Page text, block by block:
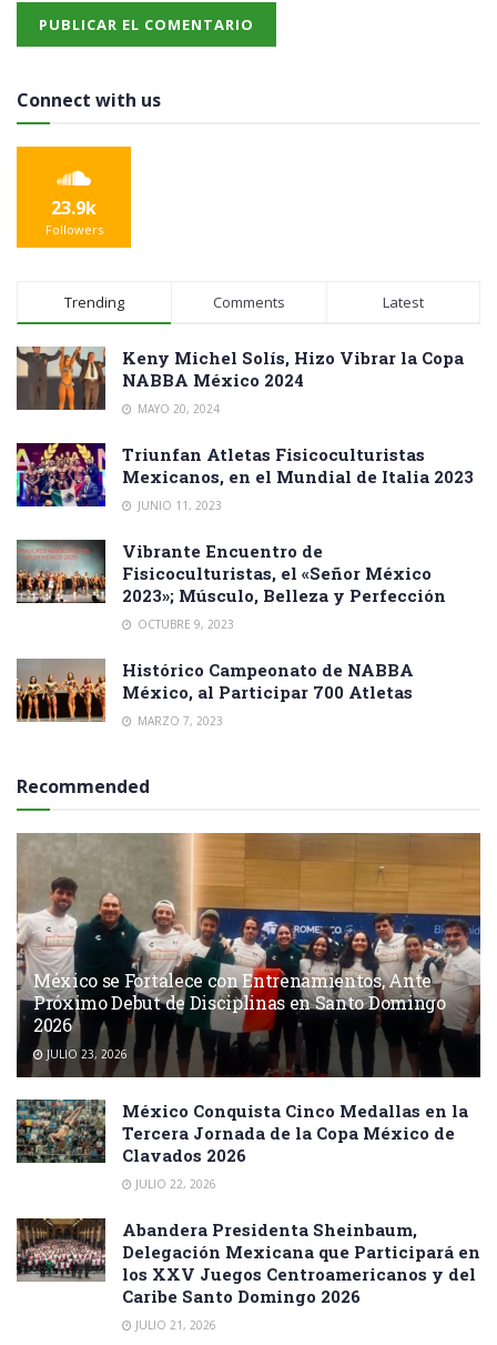
Connect with us
23.9k
Followers
Trending Comments Latest
Keny Michel Solís, Hizo Vibrar la Copa
NABBA México 2024
MAYO 20, 2024
Triunfan Atletas Fisicoculturistas
Mexicanos, en el Mundial de Italia 2023
JUNIO 11, 2023
Vibrante Encuentro de
Fisicoculturistas, el «Señor México
2023»; Músculo, Belleza y Perfección
OCTUBRE 9, 2023
Histórico Campeonato de NABBA
México, al Participar 700 Atletas
MARZO 7, 2023
Recommended
México se Fortalece con Entrenamientos, Ante
Próximo Debut de Disciplinas en Santo Domingo
2026
JULIO 23, 2026
México Conquista Cinco Medallas en la
Tercera Jornada de la Copa México de
Clavados 2026
JULIO 22, 2026
Abandera Presidenta Sheinbaum,
Delegación Mexicana que Participará en
los XXV Juegos Centroamericanos y del
Caribe Santo Domingo 2026
JULIO 21, 2026